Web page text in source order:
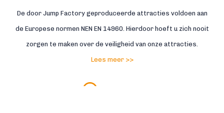
De door Jump Factory geproduceerde attracties voldoen aan
de Europese normen NEN EN 14960. Hierdoor hoeft u zich nooit
zorgen te maken over de veiligheid van onze attracties.
Lees meer >>